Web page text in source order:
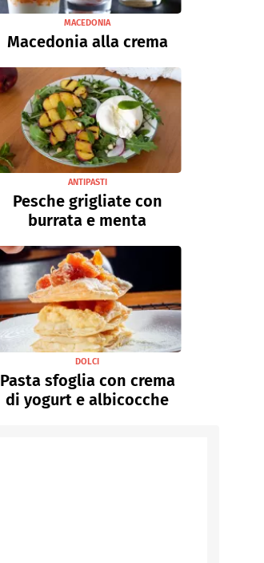
MACEDONIA
Macedonia alla crema
ANTIPASTI
Pesche grigliate con
burrata e menta
DOLCI
Pasta sfoglia con crema
di yogurt e albicocche